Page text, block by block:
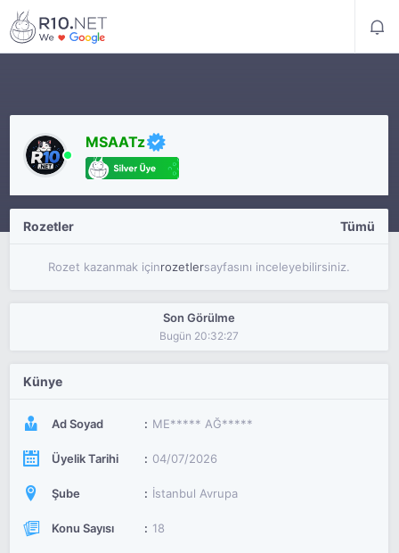
MSAATz
Rozetler Tümü
Rozet kazanmak içinrozetlersayfasını inceleyebilirsiniz.
Son Görülme
Bugün 20:32:27
Künye
Ad Soyad ME***** AĞ*****
Üyelik Tarihi 04/07/2026
Şube İstanbul Avrupa
Konu Sayısı 18